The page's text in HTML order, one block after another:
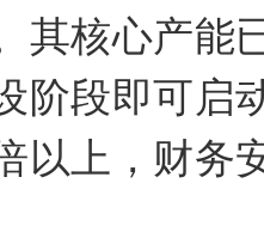
其核心产能
阶段即可启
以上，财务